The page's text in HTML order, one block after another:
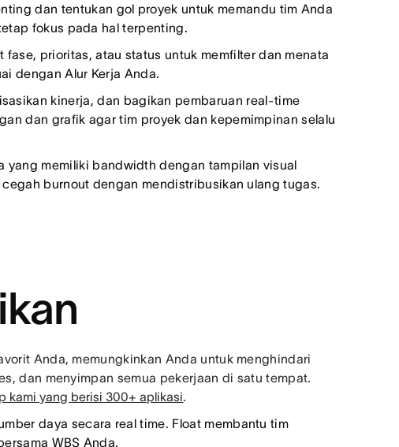
dan tentukan gol proyek untuk memandu tim Anda
fokus pada hal terpenting.
fase, prioritas, atau status untuk memfilter dan menata
dengan Alur Kerja Anda.
kinerja, dan bagikan pembaruan real-time
dan grafik agar tim proyek dan kepemimpinan selalu
yang memiliki bandwidth dengan tampilan visual
burnout dengan mendistribusikan ulang tugas.
Anda, memungkinkan Anda untuk menghindari
dan menyimpan semua pekerjaan di satu tempat.
kami yang berisi 300+ aplikasi.
daya secara real time. Float membantu tim
WBS Anda.